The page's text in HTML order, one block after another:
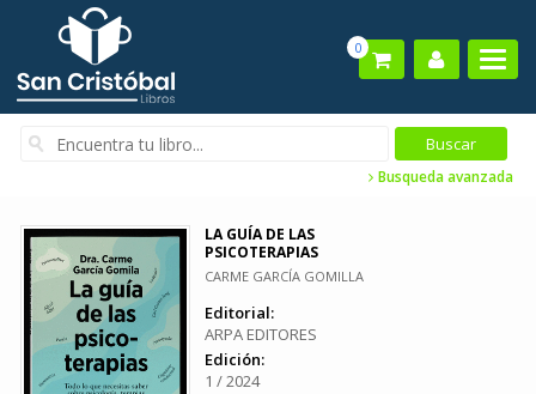
0
Busqueda avanzada
LA GUÍA DE LAS
PSICOTERAPIAS
CARME GARCÍA GOMILLA
Editorial:
ARPA EDITORES
Edición:
1 / 2024